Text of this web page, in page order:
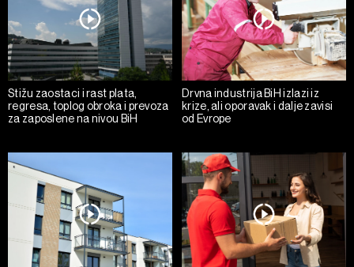
Stižu zaostaci i rast plata,
regresa, toplog obroka i prevoza
za zaposlene na nivou BiH
Drvna industrija BiH izlazi iz
krize, ali oporavak i dalje zavisi
od Evrope